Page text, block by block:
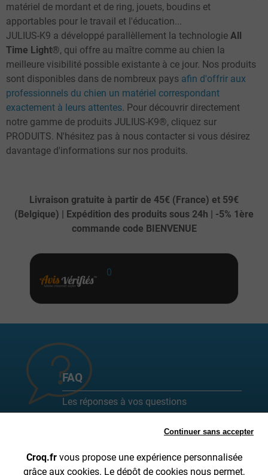
matériel de mordant et de ring, jouets, boudins et
apportables pour le travail et l'éducation...
JULIUS-K9 a développé parallèllement la technologie All
Time Light®, qui offre au maître comme au chien la
meilleure visibilité possible existante à ce jour. Nos produits
sont disponibles dans de nombreux pays afin d'offrir aux
professionnels du chien un matériel correspondant
exactement à leurs attentes. Pour découvrir directement
notre gamme de produits JULIUS-K9®, cliquez sur
PRODUITS. N'hésitez pas à nous contacter si vous désirez
davantage d'informations sur nos produits.
Livraison gratuite à partir de 45€ (France) et 59€
(Belgique) | Expédition des produits sous 24h | -5% 1ère
commande code BIENVENUE
0
FAQ
Les réponses à vos questions
fréquemment posées sont ici !
Continuer sans accepter
Croq.frvous propose une expérience personnalisée
grâce aux cookies. Le dépôt de cookies nous permet,